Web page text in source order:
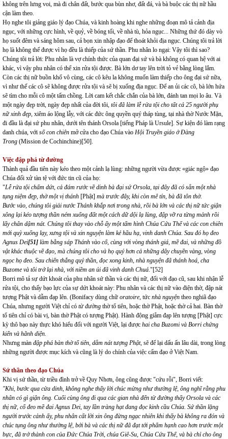
không trên lưng voi, mà đi chân đất, bước qua bùn nhơ, đất đá, và bà buộc các thị nữ hầu
cận làm theo.
Họ nghe tôi giảng giáo lý đạo Chúa, và kinh hoàng khi nghe những đoạn mô tả cảnh địa
ngục, với những cực hình, về quỷ, về bóng tối, về nhà tù, hỏa ngục... Những thứ đó dày vò
họ suốt đêm và sáng hôm sau, cả bọn xin nhập đạo để thoát khỏi địa ngục. Chúng tôi trả lời
họ là không thể được vì họ đều là thiếp của sứ thần. Phu nhân lo ngại: Vậy tôi thì sao?
Chúng tôi trả lời: Phu nhân là vợ chính thức của quan đại sứ và bà không có quan hệ với ai
khác, vì vậy phu nhân có thể xin rửa tội được. Bà lớn dơ tay lên trời tỏ vẻ bằng lòng lắm.
Còn các thị nữ buồn khổ vô cùng, các cô kêu la không muốn làm thiếp cho ông đại sứ nữa,
vì như thế các cô sẽ không được rửa tội và sẽ bị xuống địa ngục. Để an ủi các cô, bà lớn hứa
sẽ tìm cho mỗi cô một tấm chồng. Lời cam kết chắc chắn của bà lớn, đánh tan mọi lo âu. Và
một ngày đẹp trời, ngày đẹp nhất của đời tôi, tôi đã làm lễ rửa tội cho tất cả 25 người phụ
nữ xinh đẹp, xiêm áo lộng lẫy, với các đức ông quyền quý tháp tùng, tại nhà thờ Nước Mặn,
đi đầu là đại sứ phu nhân, dưới tên thánh Orsola [tiếng Pháp là Ursule]. Sự kiện đó làm rạng
danh chúa, với số con chiên mở cửa cho đạo Chúa vào Hội Truyền giáo ở Đàng
Trong (Mission de Cochinchine)[50].
Việc đập phá từ đường
Thành quả đầu tiên này kéo theo một cảnh lạ lùng: những người vừa được «giác ngộ» đạo
Chúa đối xử tàn tệ với đức tin cũ của họ:
"Lễ rửa tội chấm dứt, cả đám rước về dinh bà đại sứ Orsola, tại đây đã có sẵn một nhà
tụng niệm đẹp, thờ một vị thánh [Phật] mà trước đây, khi còn mê tín, bà đã tôn thờ.
Bước vào, chúng tôi giải nước Thánh khắp nơi trong nhà, rồi bà lớn và các thị nữ tức giận
xông lại kéo tượng thần ném xuống đất một cách dữ dội lạ lùng, đập vỡ ra từng mảnh rồi
lấy chân dậm nát. Chúng tôi thay vào chỗ ấy một tấm hình Chúa Cứu Thế và các con chiên
mới quỳ xuống lạy, xưng tội và xin nguyện làm kẻ hầu hạ, vinh danh Chúa. Sau đó họ đeo
Agnus Dei[51] làm bằng sáp Thánh vào cổ, cùng với vòng thánh giá, mề đai, và những đồ
vật khác thuộc về đạo, mà chúng tôi cho và họ quý hơn cả những dây chuyền vàng, vòng
ngọc họ đeo. Sau chiến thắng quỷ thần, đọc xong kinh, nhà nguyện đã thánh hoá, cha
Buzome và tôi trở lại nhà, với niềm an ủi đã vinh danh Chuá."[52]
Borri mô tả sự dứt khoát của phu nhân sứ thần và các thị nữ, đối với đạo cũ, sau khi nhận lễ
rửa tội, cho thấy bạo lực của sự dứt khoát này: Phu nhân và các thị nữ vào điện thờ, đập nát
tượng Phật và dẫm đạp lên. (Bonifacy dùng chữ oratoire, tức nhà nguyện theo nghiã đạo
Chúa, nhưng người Việt chỉ có từ đường thờ tổ tiên, hoặc thờ Phật, hoặc thờ cả hai. Bàn thờ
tổ tiên chỉ có bài vị, bàn thờ Phật có tượng Phật). Hành động giẵm đạp lên tượng [Phật] cực
kỳ thô bạo này thực khó hiểu đối với người Việt, lại được hai cha Buzomi và Borri chứng
kiến và hãnh diện.
Nhưng màn đập phá bàn thờ tổ tiên, dẵm nát tượng Phật, sẽ để lại dấu ấn lâu dài, trong lòng
những người được mục kích và cũng là lý do chính của việc cấm đạo ở Việt Nam.
Sứ thần theo đạo Chúa
Khi vị sứ thần, từ triều đình trở về Quy Nhơn, ông cũng được "cứu rỗi", Borri viết:
"Khi, bước qua cửa dinh, không nghe thấy lời chúc mừng như thường lệ, ông nghĩ rằng phu
nhân có gì giận ông. Cuối cùng ông đi qua các gian nhà đến từ đường thấy Orsola và các
thị nữ, cổ đeo mề đai Agnus Dei, tay lần tràng hạt đang đọc kinh cầu Chúa. Sứ thần lặng
người trước cảnh ấy, phu nhân cất lời xin ông đừng ngạc nhiên khi thấy bà không ra đón và
chúc tụng ông như thường lệ, bởi bà và các thị nữ đã đạt tới phẩm hạnh cao hơn trước một
bực, đã trở thành con của Đức Chúa Trời, chúa Giê-Su, Chúa Cứu Thế, và bà chỉ cho ông